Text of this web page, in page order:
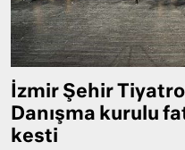
İzmir Şehir
Danışma kurulu
kesti